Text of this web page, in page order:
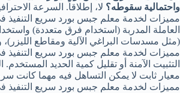
واحتمالية سقوطه؟
مميزات لخدمة معلم جبس بورد سريع التنفيذ
العاملة المدربة (استخدام فرق متعددة)
مميزات لخدمة معلم جبس بورد سريع
التثبيت الآمنة أو تقليل كمية الحديد
مميزات لخدمة معلم جبس بورد سريع التنفيذ